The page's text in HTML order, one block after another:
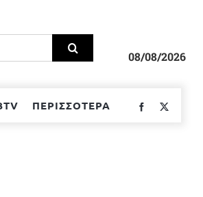
08/08/2026
ΠΕΡΙΣΣΟΤΕΡΑ Facebook